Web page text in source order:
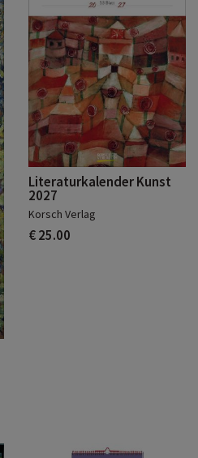
Literaturkalender Kunst
2027
Korsch Verlag
€ 25.00